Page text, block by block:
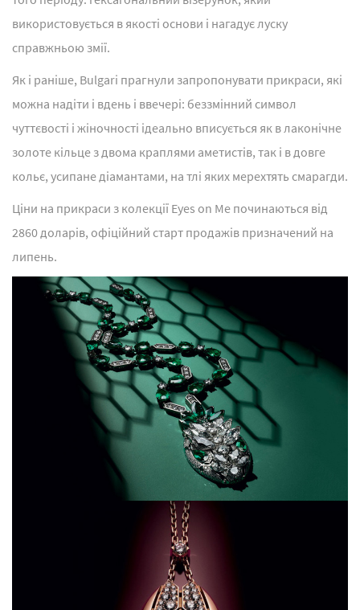
використовується в якості основи і нагадує луску
справжньою змії.
Як і раніше, Bulgari прагнули запропонувати прикраси, які
можна надіти і вдень і ввечері: беззмінний символ
чуттєвості і жіночності ідеально вписується як в лаконічне
золоте кільце з двома краплями аметистів, так і в довге
кольє, усипане діамантами, на тлі яких мерехтять смарагди.
Ціни на прикраси з колекції Eyes on Me починаються від
2860 доларів, офіційний старт продажів призначений на
липень.